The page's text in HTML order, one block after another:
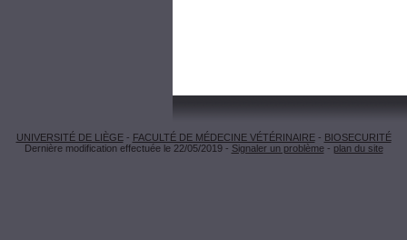
UNIVERSITÉ DE LIÈGE- FACULTÉ DE MÉDECINE VÉTÉRINAIRE- BIOSECURITÉ
Dernière modification effectuée le 22/05/2019 - Signaler un problème- plan du site